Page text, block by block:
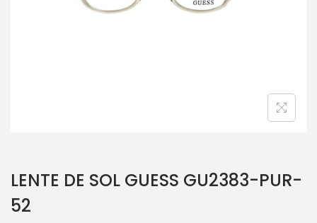
LENTE DE SOL GUESS GU2383-PUR-
52